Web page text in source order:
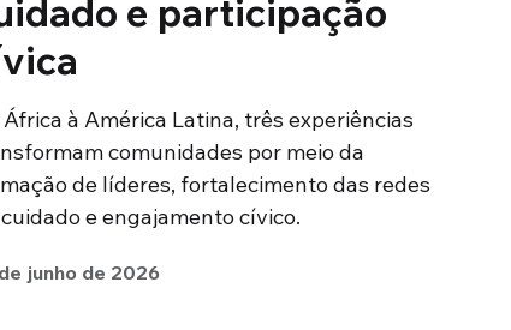
e participação
África à América Latina, três experiências
comunidades por meio da
de líderes, fortalecimento das redes
e engajamento cívico.
junho de 2026